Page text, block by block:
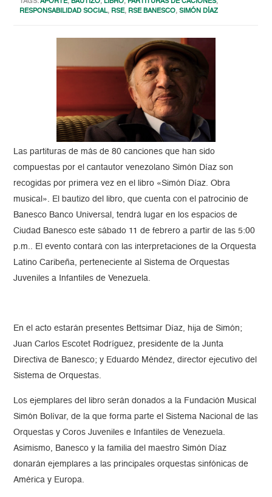
TAGS:APORTE,BAUTIZO,LIBRO, PARTITURAS DE CACIONES,
RESPONSABILIDAD SOCIAL, RSE, RSE BANESCO,SIMÓN DÍAZ
Las partituras de más de 80 canciones que han sido
compuestas por el cantautor venezolano Simón Díaz son
recogidas por primera vez en el libro «Simón Díaz. Obra
musical». El bautizo del libro, que cuenta con el patrocinio de
Banesco Banco Universal, tendrá lugar en los espacios de
Ciudad Banesco este sábado 11 de febrero a partir de las 5:00
p.m.. El evento contará con las interpretaciones de la Orquesta
Latino Caribeña, perteneciente al Sistema de Orquestas
Juveniles a Infantiles de Venezuela.
En el acto estarán presentes Bettsimar Díaz, hija de Simón;
Juan Carlos Escotet Rodríguez, presidente de la Junta
Directiva de Banesco; y Eduardo Méndez, director ejecutivo del
Sistema de Orquestas.
Los ejemplares del libro serán donados a la Fundación Musical
Simón Bolívar, de la que forma parte el Sistema Nacional de las
Orquestas y Coros Juveniles e Infantiles de Venezuela.
Asimismo, Banesco y la familia del maestro Simón Díaz
donarán ejemplares a las principales orquestas sinfónicas de
América y Europa.